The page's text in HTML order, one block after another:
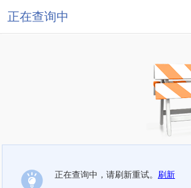
正在查询中
正在查询中，请刷新重试。 刷新